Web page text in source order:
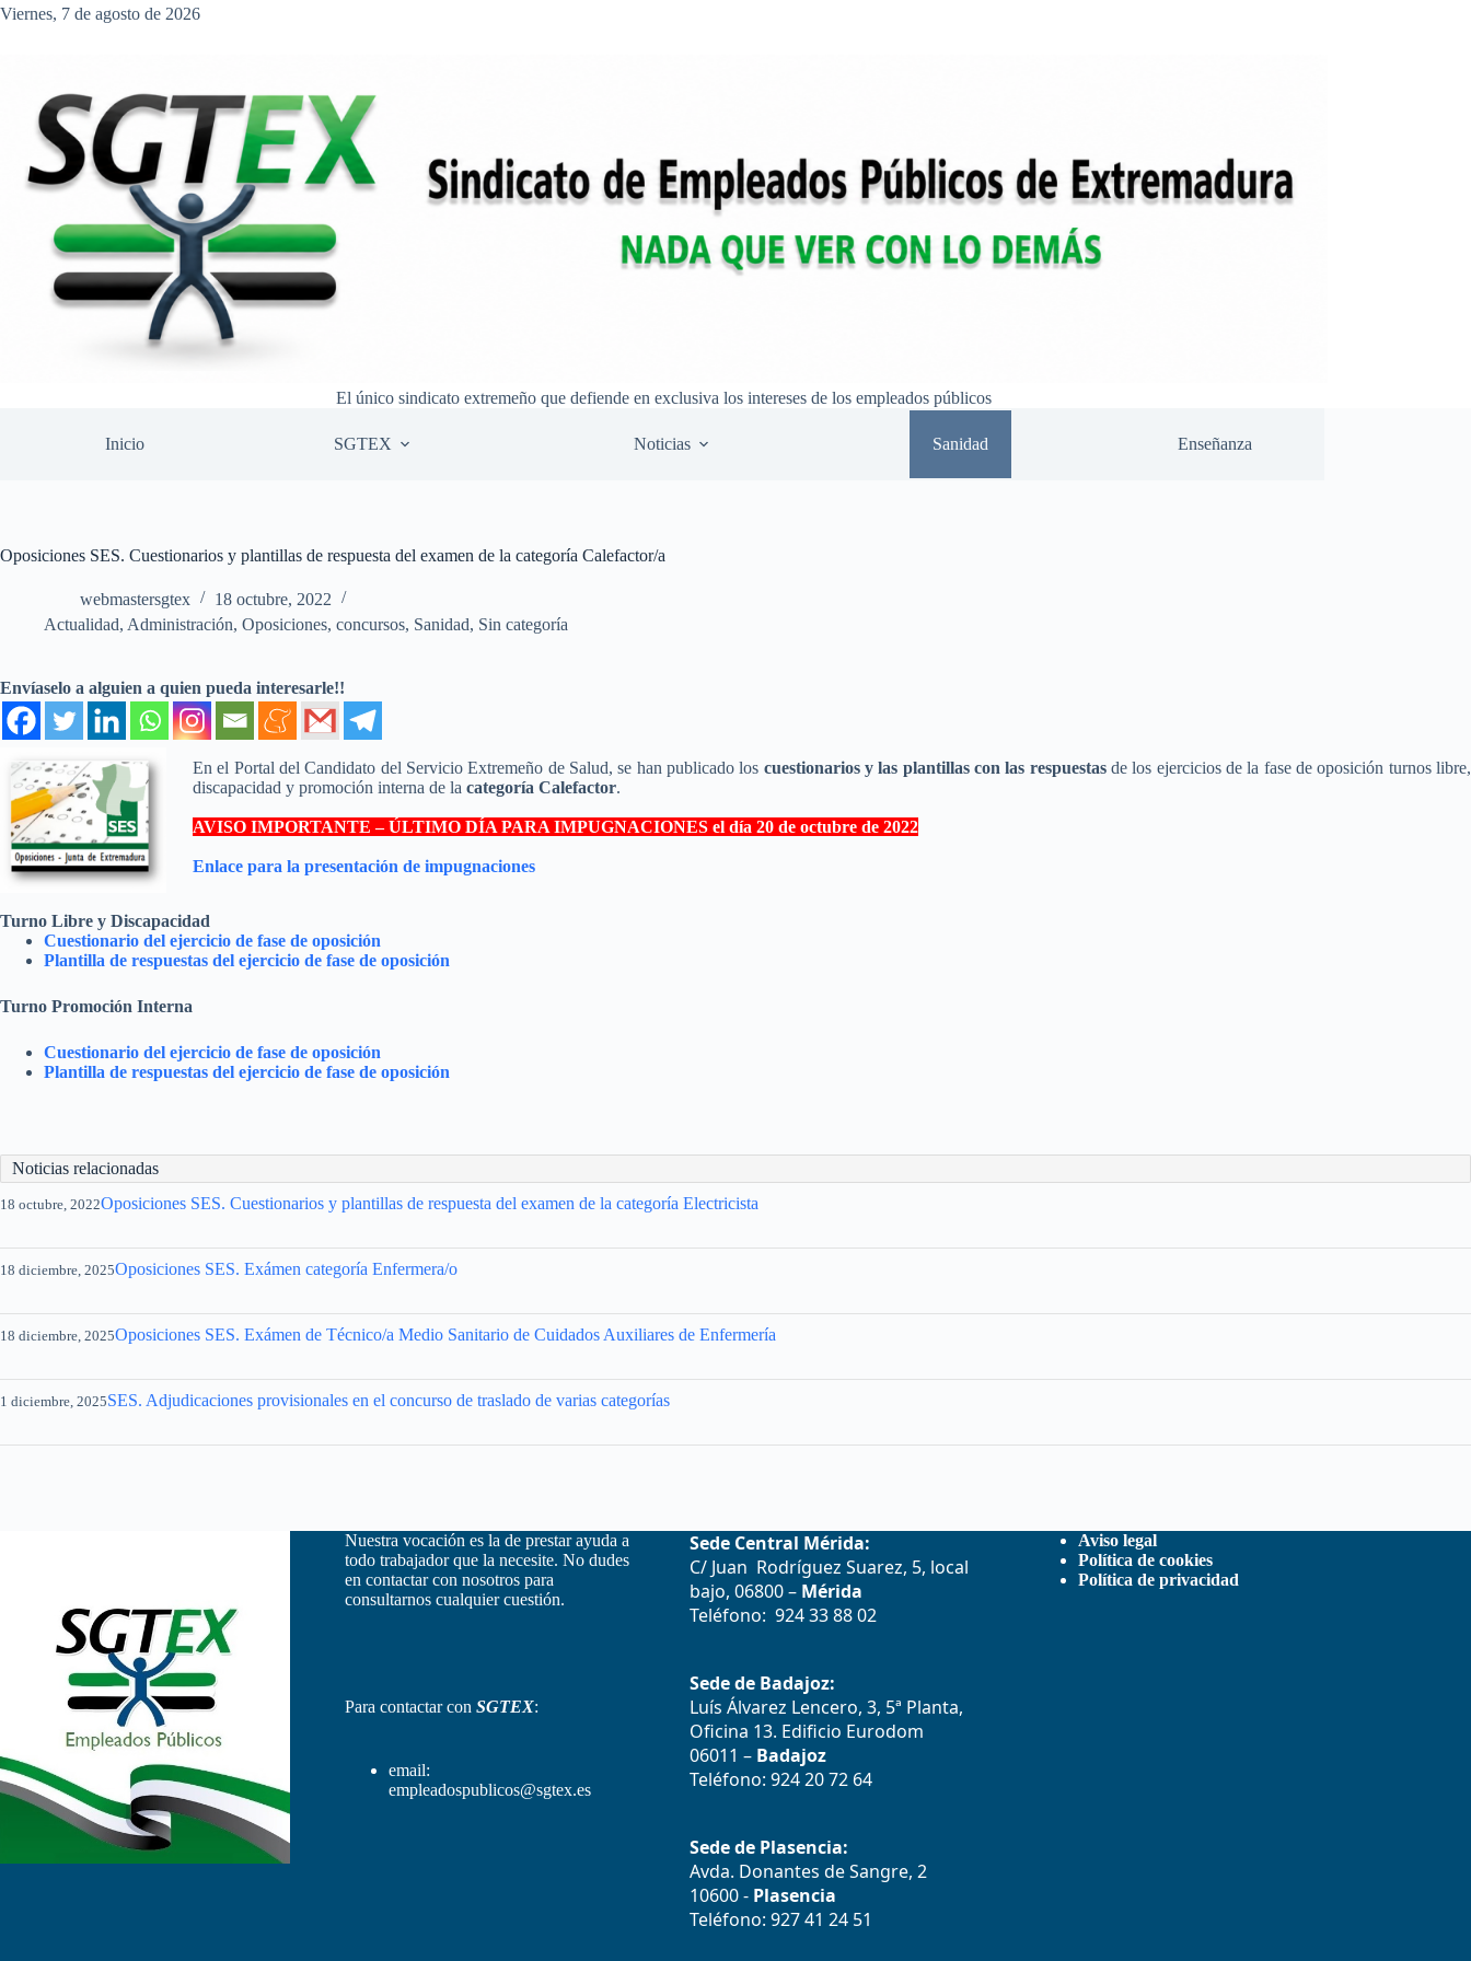
Saltar
Viernes, 7 de agosto de 2026
El único sindicato extremeño que defiende en exclusiva los intereses de los empleados públicos
Inicio SGTEX Noticias Sanidad Enseñanza
Oposiciones SES. Cuestionarios y plantillas de respuesta del examen de la categoría Calefactor/a
webmastersgtex
18 octubre, 2022
Actualidad, Administración, Oposiciones, concursos, Sanidad, Sin categoría
Envíaselo a alguien a quien pueda interesarle!!
En el Portal del Candidato del Servicio Extremeño de Salud, se han publicado los cuestionarios y las plantillas con las respuestasde los ejercicios de la fase de oposición turnos libre,
discapacidad y promoción interna de la categoría Calefactor.
AVISO IMPORTANTE – ÚLTIMO DÍA PARA IMPUGNACIONES el día 20 de octubre de 2022
Enlace para la presentación de impugnaciones
Turno Libre y Discapacidad
Cuestionario del ejercicio de fase de oposición
Plantilla de respuestas del ejercicio de fase de oposición
Turno Promoción Interna
Cuestionario del ejercicio de fase de oposición
Plantilla de respuestas del ejercicio de fase de oposición
Noticias relacionadas
18 octubre, 2022Oposiciones SES. Cuestionarios y plantillas de respuesta del examen de la categoría Electricista
18 diciembre, 2025Oposiciones SES. Exámen categoría Enfermera/o
18 diciembre, 2025Oposiciones SES. Exámen de Técnico/a Medio Sanitario de Cuidados Auxiliares de Enfermería
1 diciembre, 2025SES. Adjudicaciones provisionales en el concurso de traslado de varias categorías
Nuestra vocación es la de prestar ayuda a
todo trabajador que la necesite. No dudes
en contactar con nosotros para
consultarnos cualquier cuestión.
Para contactar con SGTEX:
email:
empleadospublicos@sgtex.es
Sede Central Mérida:
C/ Juan Rodríguez Suarez, 5, local
bajo, 06800 – Mérida
Teléfono: 924 33 88 02
Sede de Badajoz:
Luís Álvarez Lencero, 3, 5ª Planta,
Oficina 13. Edificio Eurodom
06011 – Badajoz
Teléfono: 924 20 72 64
Sede de Plasencia:
Avda. Donantes de Sangre, 2
10600 -Plasencia
Teléfono: 927 41 24 51
Aviso legal
Política de cookies
Política de privacidad